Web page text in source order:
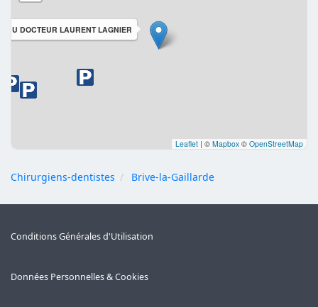
DU DOCTEUR LAURENT LAGNIER
Leaflet | © Mapbox © OpenStreetMap
Chirurgiens-dentistes Brive-la-Gaillarde
Conditions Générales d'Utilisation
Données Personnelles & Cookies